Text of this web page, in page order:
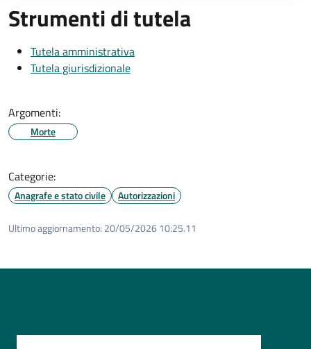
Strumenti di tutela
Tutela amministrativa
Tutela giurisdizionale
Argomenti:
Morte
Categorie:
Anagrafe e stato civile Autorizzazioni
Ultimo aggiornamento: 20/05/2026 10:25.11